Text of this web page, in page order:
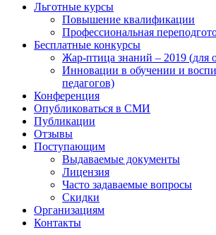
Льготные курсы
Повышение квалификации
Профессиональная
Бесплатные конкурсы
Жар-птица знаний – 2019 (для
Инновации в обучении и
педагогов)
Конференция
Опубликоваться в СМИ
Публикации
Отзывы
Поступающим
Выдаваемые документы
Лицензия
Часто задаваемые вопросы
Скидки
Организациям
Контакты